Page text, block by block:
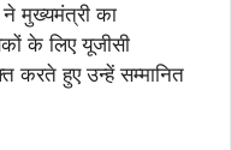
मुख्यमंत्री का
के लिए यूजीसी
करते हुए उन्हें सम्मानित